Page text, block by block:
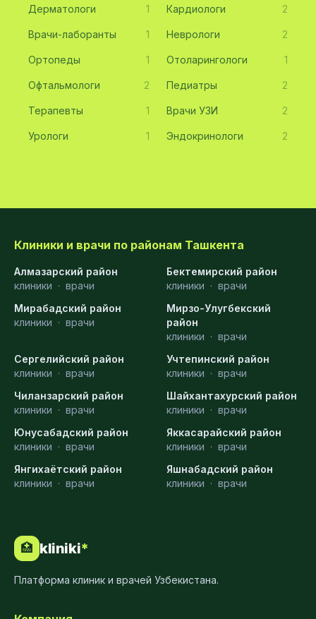
Дерматологи 1 Кардиологи 2
Врачи-лаборанты 1 Неврологи 2
Ортопеды 1 Отоларингологи 1
Офтальмологи 2 Педиатры 2
Терапевты 1 Врачи УЗИ 2
Урологи 1 Эндокринологи 2
Клиники и врачи по районам Ташкента
Алмазарский район
клиники · врачи
Бектемирский район
клиники · врачи
Мирабадский район
клиники · врачи
Мирзо-Улугбекский
район
клиники · врачи
Сергелийский район
клиники · врачи
Учтепинский район
клиники · врачи
Чиланзарский район
клиники · врачи
Шайхантахурский район
клиники · врачи
Юнусабадский район
клиники · врачи
Яккасарайский район
клиники · врачи
Янгихаётский район
клиники · врачи
Яшнабадский район
клиники · врачи
🏥 kliniki*
Платформа клиник и врачей Узбекистана.